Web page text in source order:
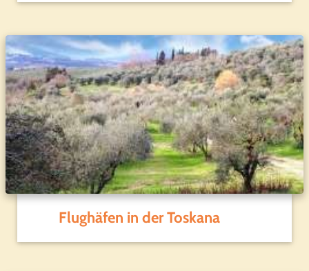
Flughäfen in der Toskana